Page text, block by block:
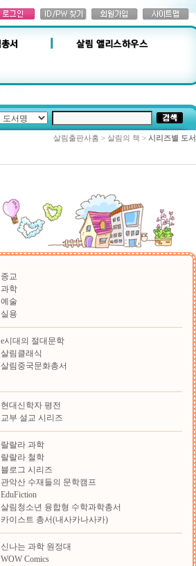
살림출판사홈 > 살림의 책 > 시리즈별 도서
종교
과학
예술
실용
e시대의 절대문학
살림클래식
살림중국문화총서
현대신학자 평전
교부 설교 시리즈
랄랄라 과학
랄랄라 철학
블로그 시리즈
관악산 수재들의 문학캠프
EduFiction
살림청소년 융합형 수학과학총서
카이스트 총서(내사카나사카)
신나는 과학 원정대
WOW Comics